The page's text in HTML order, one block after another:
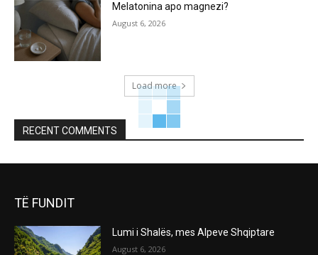
Melatonina apo magnezi?
August 6, 2026
Load more
RECENT COMMENTS
TË FUNDIT
Lumi i Shalës, mes Alpeve Shqiptare
August 6, 2026